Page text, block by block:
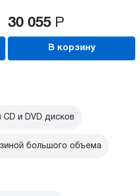
30 055 Р
В корзину
и DVD дисков
большого объема